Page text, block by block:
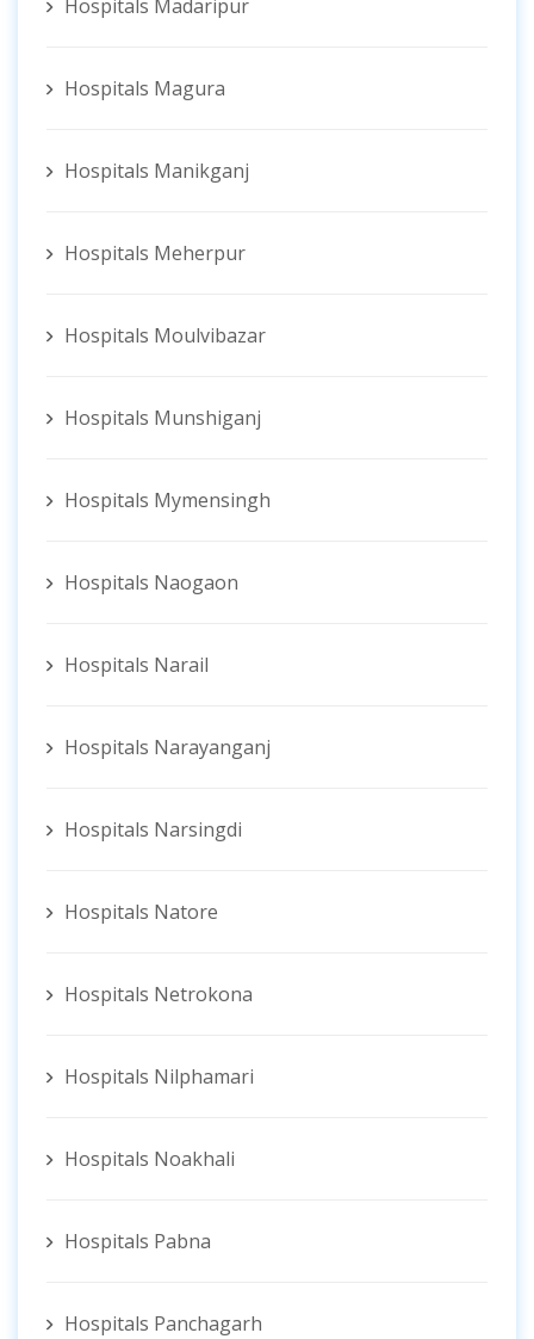
Hospitals Madaripur
Hospitals Magura
Hospitals Manikganj
Hospitals Meherpur
Hospitals Moulvibazar
Hospitals Munshiganj
Hospitals Mymensingh
Hospitals Naogaon
Hospitals Narail
Hospitals Narayanganj
Hospitals Narsingdi
Hospitals Natore
Hospitals Netrokona
Hospitals Nilphamari
Hospitals Noakhali
Hospitals Pabna
Hospitals Panchagarh